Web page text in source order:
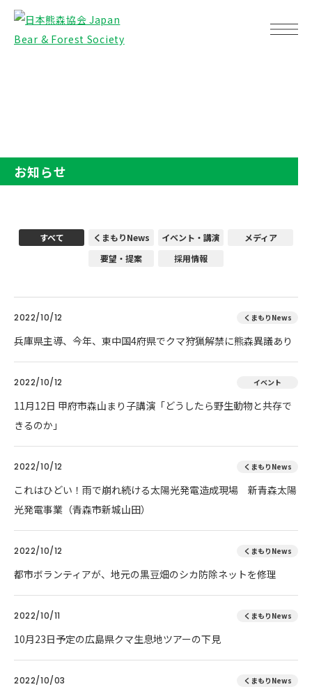
お知らせ
すべて くまもりNews イベント・講演
メディア
要望・提案
採用情報
2022/10/12 くまもりNews
兵庫県主導、今年、東中国4府県でクマ狩猟解禁に熊森異議あり
2022/10/12 イベント
11月12日 甲府市森山まり子講演「どうしたら野生動物と共存で
きるのか」
2022/10/12 くまもりNews
これはひどい！雨で崩れ続ける太陽光発電造成現場 新青森太陽
光発電事業（青森市新城山田）
2022/10/12 くまもりNews
都市ボランティアが、地元の黒豆畑のシカ防除ネットを修理
2022/10/11 くまもりNews
10月23日予定の広島県クマ生息地ツアーの下見
2022/10/03 くまもりNews